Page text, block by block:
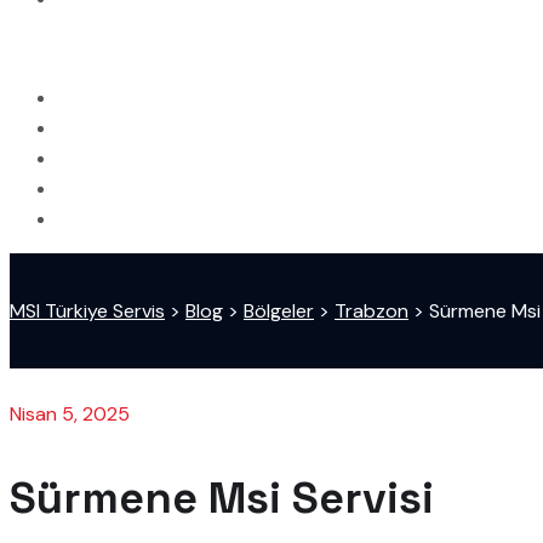
MSI Türkiye Servis > Blog > Bölgeler > Trabzon > Sürmene
Nisan 5, 2025
Sürmene Msi Servisi